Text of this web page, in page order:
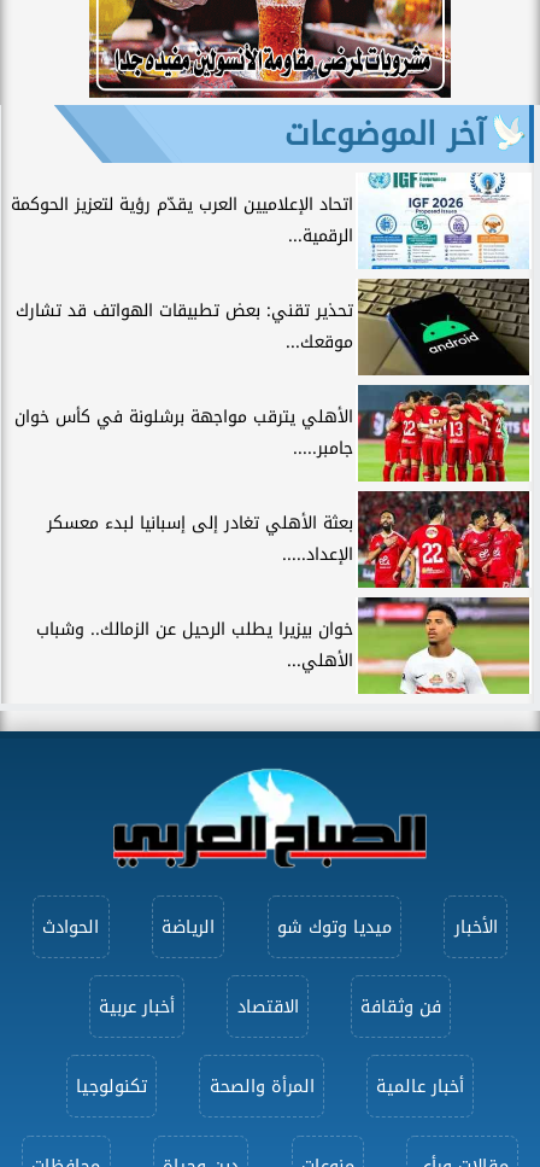
آخر الموضوعات
اتحاد الإعلاميين العرب يقدّم رؤية لتعزيز الحوكمة
الرقمية...
تحذير تقني: بعض تطبيقات الهواتف قد تشارك
موقعك...
الأهلي يترقب مواجهة برشلونة في كأس خوان
جامبر.....
بعثة الأهلي تغادر إلى إسبانيا لبدء معسكر
الإعداد.....
خوان بيزيرا يطلب الرحيل عن الزمالك.. وشباب
الأهلي...
الأخبار ميديا وتوك شو الرياضة الحوادث
فن وثقافة الاقتصاد أخبار عربية
أخبار عالمية المرأة والصحة تكنولوجيا